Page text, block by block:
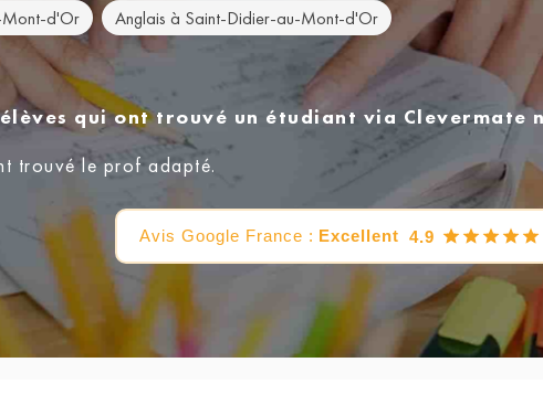
Mont-d'Or
Anglais à Saint-Didier-au-Mont-d'Or
qui ont trouvé un étudiant via Clevermate
trouvé le prof adapté.
Avis Google France : Excellent 4.9